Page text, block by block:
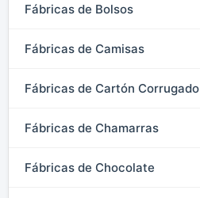
Fábricas de Bolsos
Fábricas de Camisas
Fábricas de Cartón Corrugado
Fábricas de Chamarras
Fábricas de Chocolate